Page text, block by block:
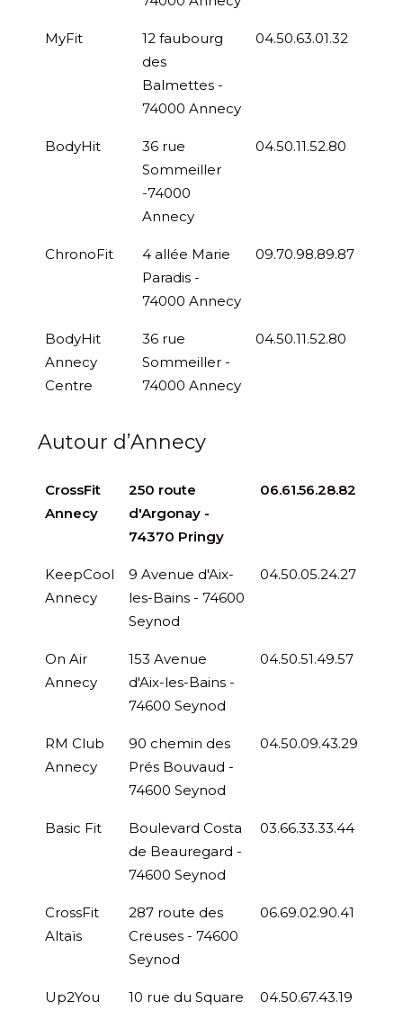
MyFit
12 faubourg
des
Balmettes -
74000 Annecy
04.50.63.01.32
BodyHit
36 rue
Sommeiller
-74000
Annecy
04.50.11.52.80
ChronoFit
4 allée Marie
Paradis -
74000 Annecy
09.70.98.89.87
BodyHit
Annecy
Centre
36 rue
Sommeiller -
74000 Annecy
04.50.11.52.80
Autour d’Annecy
CrossFit
Annecy
250 route
d'Argonay -
74370 Pringy
06.61.56.28.82
KeepCool
Annecy
9 Avenue d'Aix-
les-Bains - 74600
Seynod
04.50.05.24.27
On Air
Annecy
153 Avenue
d'Aix-les-Bains -
74600 Seynod
04.50.51.49.57
RM Club
Annecy
90 chemin des
Prés Bouvaud -
74600 Seynod
04.50.09.43.29
Basic Fit
Boulevard Costa
de Beauregard -
74600 Seynod
03.66.33.33.44
CrossFit
Altaïs
287 route des
Creuses - 74600
Seynod
06.69.02.90.41
Up2You
10 rue du Square
04.50.67.43.19